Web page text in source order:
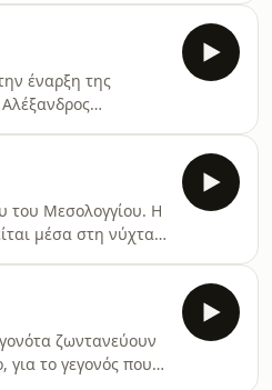
έναρξη της
του Μεσολογγίου. Η
μέσα στη νύχτα
ζωντανεύουν
για το γεγονός που